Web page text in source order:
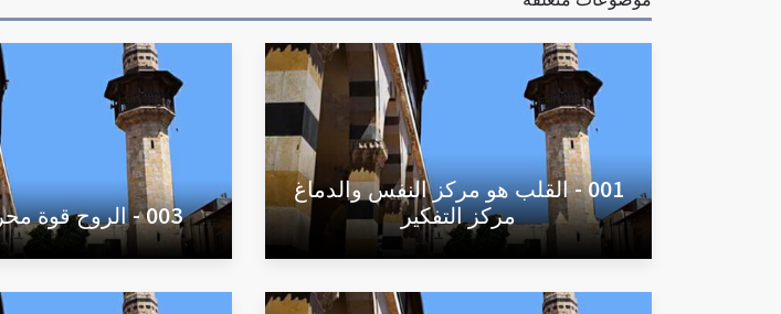
001 - القلب هو مركز النفس والدماغ
مركز التفكير
003 - الروح قوة محركة للإنسان